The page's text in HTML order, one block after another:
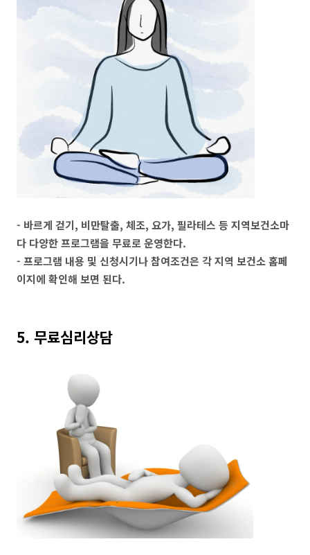
- 바르게 걷기, 비만탈출, 체조, 요가, 필라테스 등 지역보건소마
다 다양한 프로그램을 무료로 운영한다.
- 프로그램 내용 및 신청시기나 참여조건은 각 지역 보건소 홈페
이지에 확인해 보면 된다.
5. 무료심리상담